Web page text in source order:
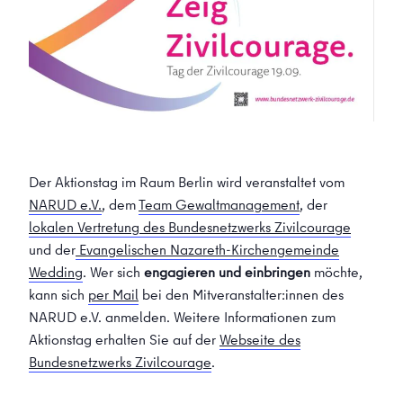
Der Aktionstag im Raum Berlin wird veranstaltet vom
NARUD e.V., demTeam Gewaltmanagement, der
lokalen Vertretung des Bundesnetzwerks Zivilcourage
und der Evangelischen Nazareth-Kirchengemeinde
Wedding. Wer sich engagieren und einbringen möchte,
kann sich per Mail bei den Mitveranstalter:innen des
NARUD e.V. anmelden. Weitere Informationen zum
Aktionstag erhalten Sie auf derWebseite des
Bundesnetzwerks Zivilcourage.